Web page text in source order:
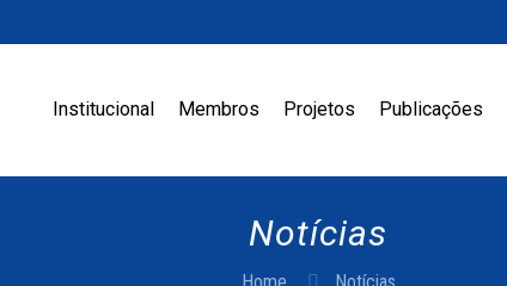
Institucional Membros Projetos Publicações
Notícias